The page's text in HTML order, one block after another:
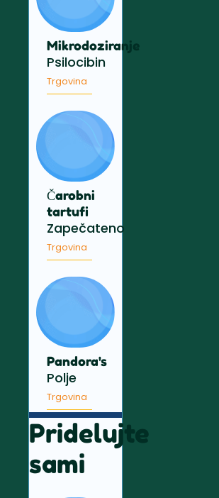
Mikrodoziranje
Psilocibin
Trgovina
Čarobni
tartufi
Zapečateno
Trgovina
Pandora's
Polje
Trgovina
Pridelujte
sami